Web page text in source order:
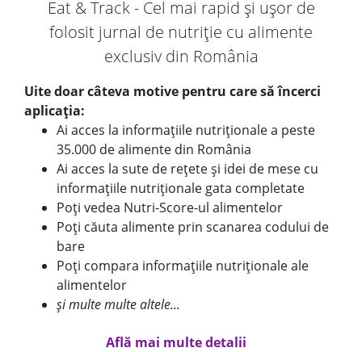
Eat & Track - Cel mai rapid și ușor de
folosit jurnal de nutriție cu alimente
exclusiv din România
Uite doar câteva motive pentru care să încerci
aplicația:
Ai acces la informațiile nutriționale a peste
35.000 de alimente din România
Ai acces la sute de rețete și idei de mese cu
informațiile nutriționale gata completate
Poți vedea Nutri-Score-ul alimentelor
Poți căuta alimente prin scanarea codului de
bare
Poți compara informațiile nutriționale ale
alimentelor
și multe multe altele...
Află mai multe detalii